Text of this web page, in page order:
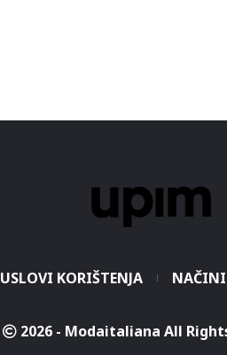
USLOVI KORIŠTENJA NAČINI
2026 - Modaitaliana All